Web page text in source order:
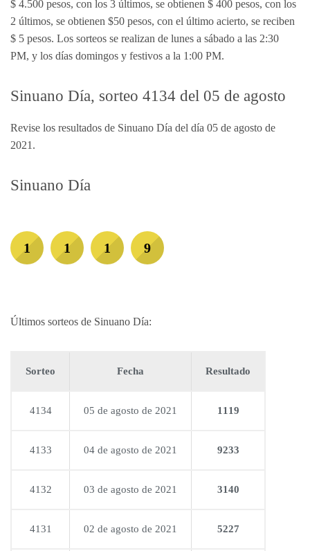
$ 4.500 pesos, con los 3 últimos, se obtienen $ 400 pesos, con los
2 últimos, se obtienen $50 pesos, con el último acierto, se reciben
$ 5 pesos. Los sorteos se realizan de lunes a sábado a las 2:30
PM, y los días domingos y festivos a la 1:00 PM.
Sinuano Día, sorteo 4134 del 05 de agosto
Revise los resultados de Sinuano Día del día 05 de agosto de
2021.
Sinuano Día
1 1 1 9
Últimos sorteos de Sinuano Día:
Sorteo Fecha Resultado
4134 05 de agosto de 2021 1119
4133 04 de agosto de 2021 9233
4132 03 de agosto de 2021 3140
4131 02 de agosto de 2021 5227